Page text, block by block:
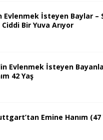
Evlenmek İsteyen Baylar –
Ciddi Bir Yuva Arıyor
Evlenmek İsteyen
42 Yaş
Emine Hanım (47